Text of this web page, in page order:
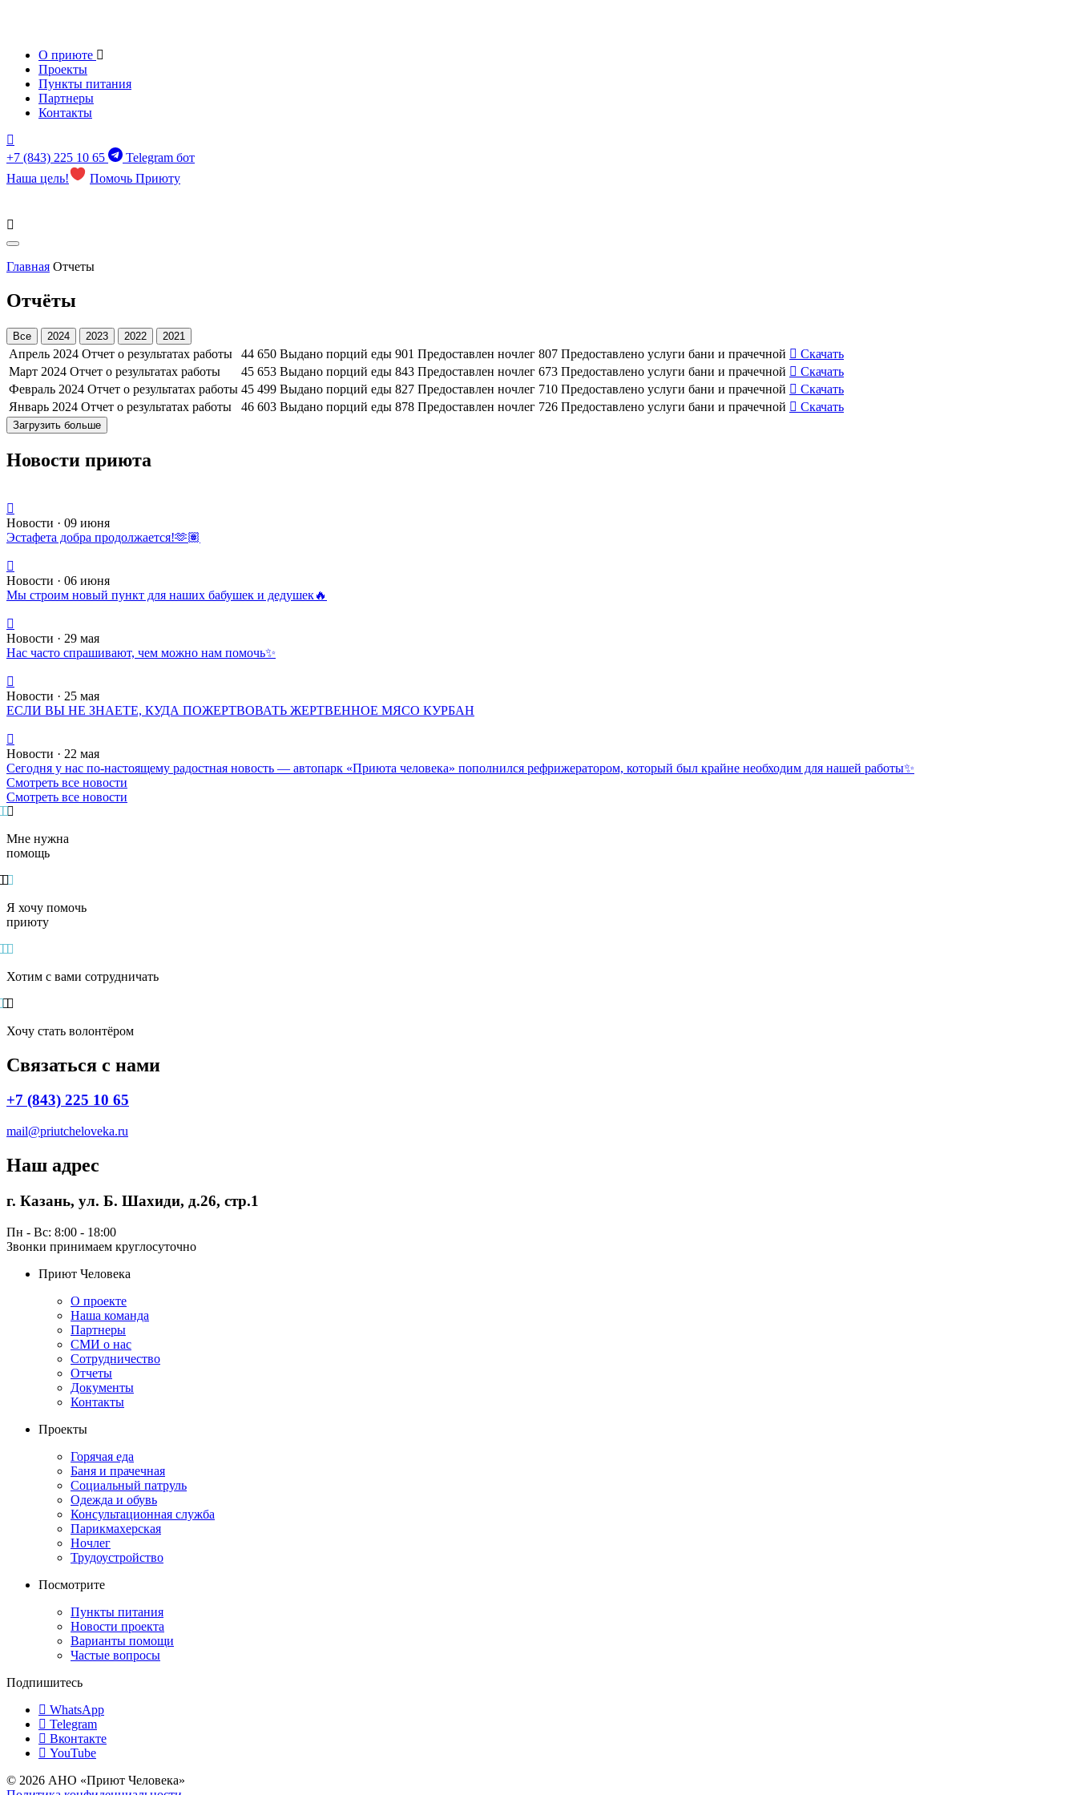
О приюте
Проекты
Пункты питания
Партнеры
Контакты
+7 (843) 225 10 65
Telegram бот
Наша цель!
Помочь Приюту
Главная Отчеты
Отчёты
Все 2024 2023 2022 2021
Апрель 2024 Отчет о результатах работы 44 650 Выдано порций еды 901 Предоставлен ночлег 807 Предоставлено услуги бани и прачечной
Скачать
Март 2024 Отчет о результатах работы 45 653 Выдано порций еды 843 Предоставлен ночлег 673 Предоставлено услуги бани и прачечной
Скачать
Февраль 2024 Отчет о результатах работы 45 499 Выдано порций еды 827 Предоставлен ночлег 710 Предоставлено услуги бани и прачечной
Скачать
Январь 2024 Отчет о результатах работы 46 603 Выдано порций еды 878 Предоставлен ночлег 726 Предоставлено услуги бани и прачечной Скачать
Загрузить больше
Новости приюта
Новости · 09 июня
Эстафета добра продолжается!🫶🏽
Новости · 06 июня
Мы строим новый пункт для наших бабушек и дедушек🔥
Новости · 29 мая
Нас часто спрашивают, чем можно нам помочь✨
Новости · 25 мая
ЕСЛИ ВЫ НЕ ЗНАЕТЕ, КУДА ПОЖЕРТВОВАТЬ ЖЕРТВЕННОЕ МЯСО КУРБАН
Новости · 22 мая
Сегодня у нас по-настоящему радостная новость — автопарк «Приюта человека» пополнился рефрижератором, который был крайне необходим для нашей работы✨
Смотреть все новости
Смотреть все новости
Мне нужна
помощь
Я хочу помочь
приюту
Хотим с вами сотрудничать
Хочу стать волонтёром
Связаться с нами
+7 (843) 225 10 65
mail@priutcheloveka.ru
Наш адрес
г. Казань, ул. Б. Шахиди, д.26, стр.1
Пн - Вс: 8:00 - 18:00
Звонки принимаем круглосуточно
Приют Человека
О проекте
Наша команда
Партнеры
СМИ о нас
Сотрудничество
Отчеты
Документы
Контакты
Проекты
Горячая еда
Баня и прачечная
Социальный патруль
Одежда и обувь
Консультационная служба
Парикмахерская
Ночлег
Трудоустройство
Посмотрите
Пункты питания
Новости проекта
Варианты помощи
Частые вопросы
Подпишитесь
WhatsApp
Telegram
Вконтакте
YouTube
© 2026 АНО «Приют Человека»